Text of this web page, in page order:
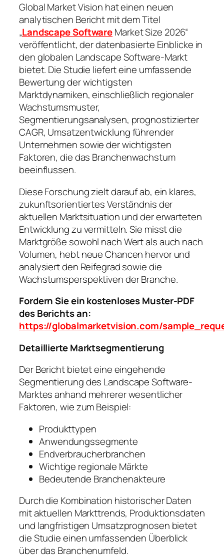
Global Market Vision hat einen neuen
analytischen Bericht mit dem Titel
„Landscape SoftwareMarket Size 2026“
veröffentlicht, der datenbasierte Einblicke in
den globalen Landscape Software-Markt
bietet. Die Studie liefert eine umfassende
Bewertung der wichtigsten
Marktdynamiken, einschließlich regionaler
Wachstumsmuster,
Segmentierungsanalysen, prognostizierter
CAGR, Umsatzentwicklung führender
Unternehmen sowie der wichtigsten
Faktoren, die das Branchenwachstum
beeinflussen.
Diese Forschung zielt darauf ab, ein klares,
zukunftsorientiertes Verständnis der
aktuellen Marktsituation und der erwarteten
Entwicklung zu vermitteln. Sie misst die
Marktgröße sowohl nach Wert als auch nach
Volumen, hebt neue Chancen hervor und
analysiert den Reifegrad sowie die
Wachstumsperspektiven der Branche.
Fordern Sie ein kostenloses Muster-PDF
des Berichts an:
https://globalmarketvision.com/
Detaillierte Marktsegmentierung
Der Bericht bietet eine eingehende
Segmentierung des Landscape Software-
Marktes anhand mehrerer wesentlicher
Faktoren, wie zum Beispiel:
Produkttypen
Anwendungssegmente
Endverbraucherbranchen
Wichtige regionale Märkte
Bedeutende Branchenakteure
Durch die Kombination historischer Daten
mit aktuellen Markttrends, Produktionsdaten
und langfristigen Umsatzprognosen bietet
die Studie einen umfassenden Überblick
über das Branchenumfeld.